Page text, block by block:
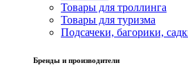
Товары для троллинга
Товары для туризма
Подсачеки, багорики,
Бренды и производители